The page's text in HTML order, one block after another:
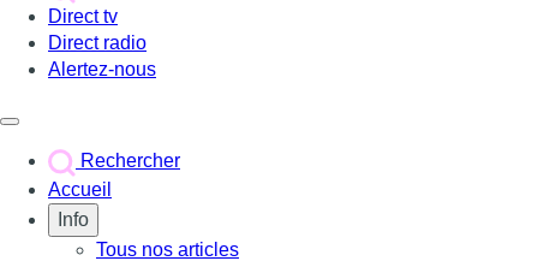
Direct tv
Direct radio
Alertez-nous
Rechercher
Accueil
Info
Tous nos articles